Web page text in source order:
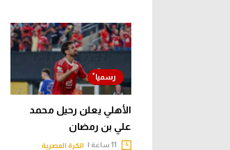
الأهلي يعلن رحيل محمد
علي بن رمضان
الكرة المصرية